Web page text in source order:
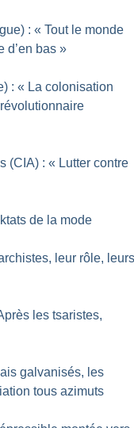
: « Tout le monde
d’en bas »
: « La colonisation
(CIA) : « Lutter contre
de la mode
leur rôle,
les tsaristes,
galvanisés, les
tous azimuts